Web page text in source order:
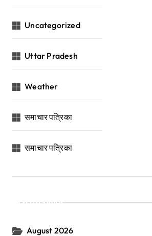
Uncategorized
Uttar Pradesh
Weather
समाचार पत्रिका
समाचार पत्रिका
Archives
August 2026